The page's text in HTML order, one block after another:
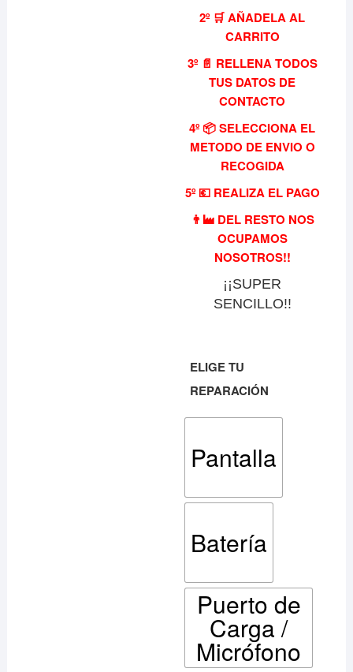
2º 🛒 AÑADELA AL
CARRITO
3º 📄 RELLENA TODOS
TUS DATOS DE
CONTACTO
4º 📦 SELECCIONA EL
METODO DE ENVIO O
RECOGIDA
5º 💶 REALIZA EL PAGO
👨‍🏭 DEL RESTO NOS
OCUPAMOS
NOSOTROS!!
¡¡SUPER
SENCILLO!!
ELIGE TU
REPARACIÓN
Pantalla
Batería
Puerto de
Carga /
Micrófono